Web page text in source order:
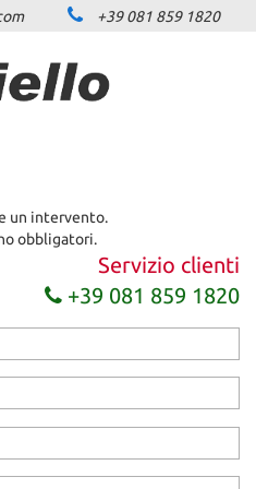
+39 081 859 1820
un intervento.
obbligatori.
Servizio clienti
+39 081 859 1820